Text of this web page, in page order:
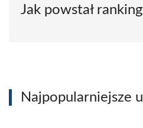
Jak powstał
Najpopularniejsze